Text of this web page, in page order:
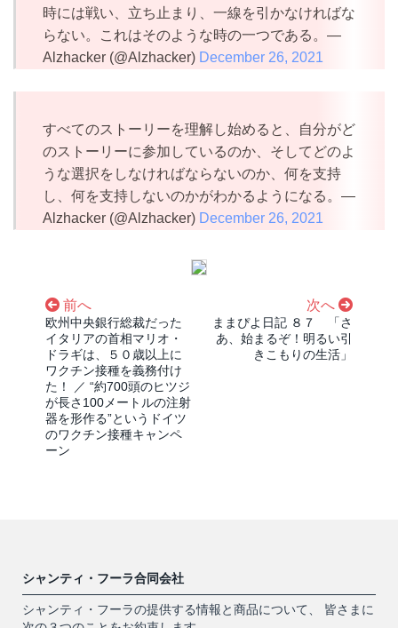
時には戦い、立ち止まり、一線を引かなければな
らない。これはそのような時の一つである。—
Alzhacker (@Alzhacker) December 26, 2021
すべてのストーリーを理解し始めると、自分がど
のストーリーに参加しているのか、そしてどのよ
うな選択をしなければならないのか、何を支持
し、何を支持しないのかがわかるようになる。—
Alzhacker (@Alzhacker) December 26, 2021
前へ
欧州中央銀行総裁だった
イタリアの首相マリオ・
ドラギは、５０歳以上に
ワクチン接種を義務付け
た！ ／ “約700頭のヒツジ
が長さ100メートルの注射
器を形作る”というドイツ
のワクチン接種キャンペ
ーン
次へ
ままぴよ日記 ８７ 「さ
あ、始まるぞ！明るい引
きこもりの生活」
シャンティ・フーラ合同会社
シャンティ・フーラの提供する情報と商品について、 皆さまに